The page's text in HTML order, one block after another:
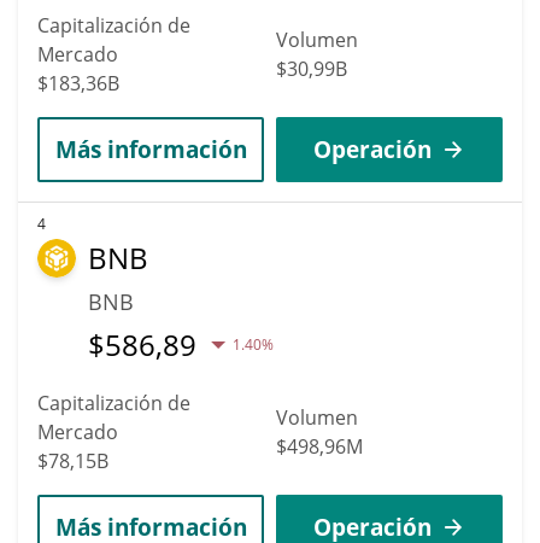
Capitalización de
Mercado
$183,36B
Volumen
$30,99B
Más información Operación
4
BNB
BNB
$586,89 1.40%
Capitalización de
Mercado
$78,15B
Volumen
$498,96M
Más información Operación